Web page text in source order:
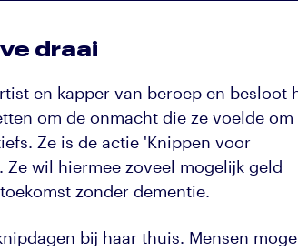
draai
en kapper van beroep en besloot
om de onmacht die ze voelde om
Ze is de actie 'Knippen voor
Ze wil hiermee zoveel mogelijk geld
zonder dementie.
bij haar thuis. Mensen